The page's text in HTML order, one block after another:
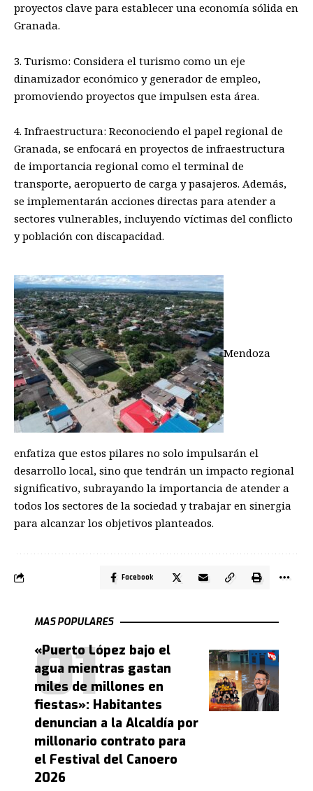
proyectos clave para establecer una economía sólida en
Granada.
3. Turismo: Considera el turismo como un eje
dinamizador económico y generador de empleo,
promoviendo proyectos que impulsen esta área.
4. Infraestructura: Reconociendo el papel regional de
Granada, se enfocará en proyectos de infraestructura
de importancia regional como el terminal de
transporte, aeropuerto de carga y pasajeros. Además,
se implementarán acciones directas para atender a
sectores vulnerables, incluyendo víctimas del conflicto
y población con discapacidad.
Mendoza
enfatiza que estos pilares no solo impulsarán el
desarrollo local, sino que tendrán un impacto regional
significativo, subrayando la importancia de atender a
todos los sectores de la sociedad y trabajar en sinergia
para alcanzar los objetivos planteados.
Facebook
MAS POPULARES
«Puerto López bajo el
agua mientras gastan
miles de millones en
fiestas»: Habitantes
denuncian a la Alcaldía por
millonario contrato para
el Festival del Canoero
2026